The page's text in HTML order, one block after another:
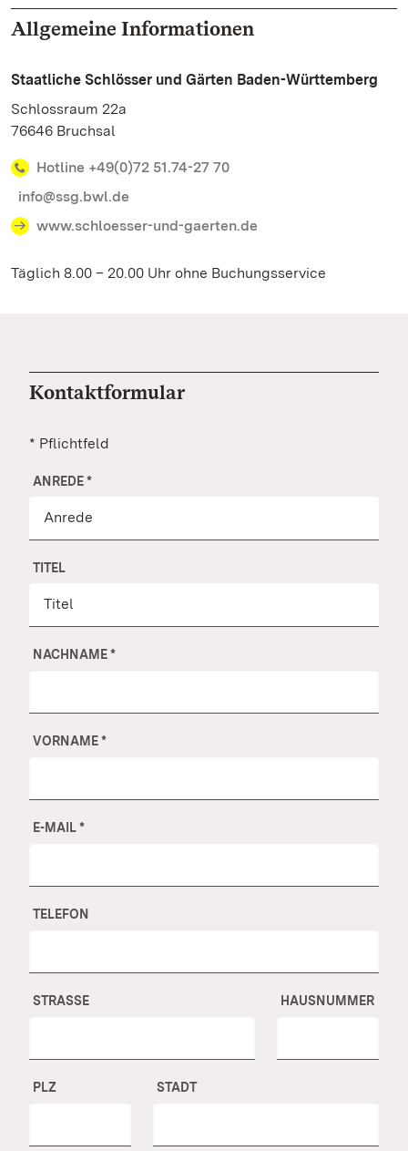
Allgemeine Informationen
Staatliche Schlösser und Gärten Baden-Württemberg
Schlossraum 22a
76646 Bruchsal
Hotline +49(0)72 51.74-27 70
info@ssg.bwl.de
www.schloesser-und-gaerten.de
Täglich 8.00 – 20.00 Uhr ohne Buchungsservice
Kontaktformular
* Pflichtfeld
ANREDE*
TITEL
NACHNAME*
VORNAME*
E-MAIL*
TELEFON
STRASSE HAUSNUMMER
PLZ STADT